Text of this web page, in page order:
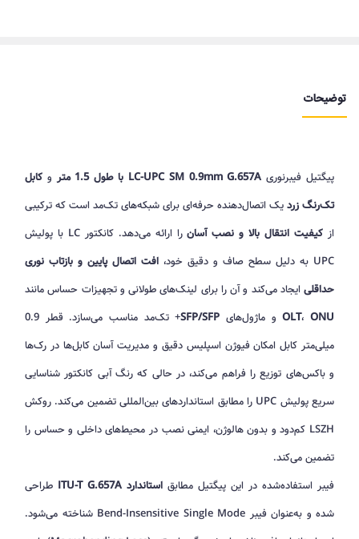
توضیحات
پیگتیل فیبرنوری LC-UPC SM 0.9mm G.657A با طول 1.5 متر و کابل
تک‌رنگ زردیک اتصال‌دهنده حرفه‌ای برای شبکه‌های تک‌مد است که ترکیبی
از کیفیت انتقال بالا و نصب آسان
را ارائه می‌دهد. کانکتور LC با پولیش
UPC به دلیل سطح صاف و دقیق خود،
افت اتصال پایین و بازتاب نوری
حداقلی ایجاد می‌کند و آن را برای لینک‌های طولانی و تجهیزات حساس مانند
OLT،ONU و ماژول‌های SFP/SFP
+ تک‌مد مناسب می‌سازد. قطر 0.9
میلی‌متر کابل امکان فیوژن اسپلیس دقیق و مدیریت آسان کابل‌ها در رک‌ها
و باکس‌های توزیع را فراهم می‌کند، در حالی که رنگ آبی کانکتور شناسایی
سریع پولیش UPC را مطابق استانداردهای بین‌المللی تضمین می‌کند. روکش
LSZH کم‌دود و بدون هالوژن، ایمنی نصب در محیط‌های داخلی و حساس را
تضمین می‌کند.
فیبر استفاده‌شده در این پیگتیل مطابق استاندارد ITU-T G.657A
طراحی
شده و به‌عنوان فیبر Bend-Insensitive Single Mode شناخته می‌شود.